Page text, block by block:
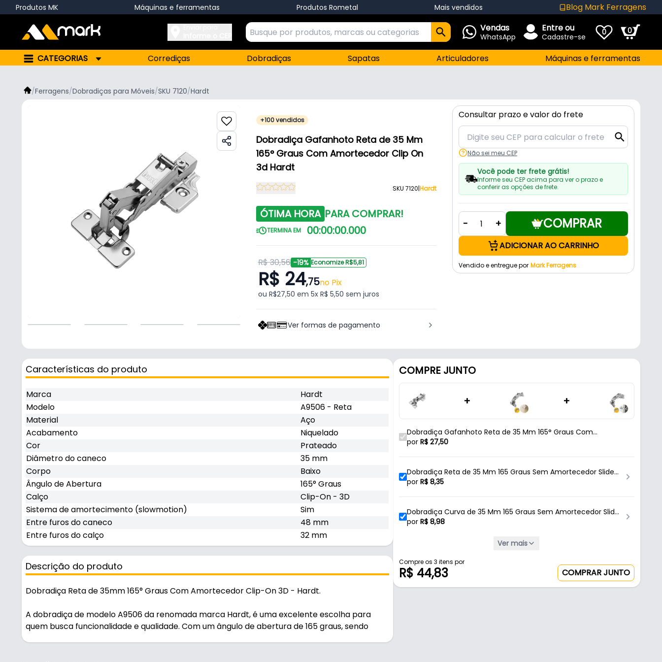
Produtos MK Máquinas e ferramentas Produtos Rometal Mais vendidos Blog Mark Ferragens
Vendas
WhatsApp
Entre ou
Cadastre-se 0 0
CATEGORIAS Corrediças Dobradiças Sapatas Articuladores Máquinas e ferramentas
/Ferragens/Dobradiças para Móveis/SKU 7120/Hardt
+100 vendidos
Dobradiça Gafanhoto Reta de 35 Mm
165° Graus Com Amortecedor Clip On
3d Hardt
SKU 7120|Hardt
ÓTIMA HORA PARA COMPRAR!
TERMINA EM 00:00:00.000
R$ 30,56 -19% Economize R$5,81
R$ 24,75no Pix
ou R$27,50 em 5x R$ 5,50 sem juros
Ver formas de pagamento
Consultar prazo e valor do frete
Não sei meu CEP
Você pode ter frete grátis!
Informe seu CEP acima para ver o prazo e
conferir as opções de frete.
- + COMPRAR
ADICIONAR AO CARRINHO
Vendido e entregue por Mark Ferragens
Características do produto
Marca
Hardt
Modelo
A9506 - Reta
Material
Aço
Acabamento
Niquelado
Cor
Prateado
Diâmetro do caneco
35 mm
Corpo
Baixo
Ângulo de Abertura
165° Graus
Calço
Clip-On - 3D
Sistema de amortecimento (slowmotion)
Sim
Entre furos do caneco
48 mm
Entre furos do calço
32 mm
Descrição do produto
Dobradiça Reta de 35mm 165° Graus Com Amortecedor Clip-On 3D - Hardt.
A dobradiça de modelo A9506 da renomada marca Hardt, é uma excelente escolha para
quem busca funcionalidade e qualidade. Com um ângulo de abertura de 165 graus, sendo
COMPRE JUNTO
+ +
Dobradiça Gafanhoto Reta de 35 Mm 165° Graus Com
Amortecedor Clip On 3d Hardt
por R$ 27,50
Dobradiça Reta de 35 Mm 165 Graus Sem Amortecedor Slide
On Hd
por R$ 8,35
Dobradiça Curva de 35 Mm 165 Graus Sem Amortecedor Slide
On Hd
por R$ 8,98
On Hd
por R$10,53
Ver mais
Compre os 3 itens por
R$ 44,83 COMPRAR JUNTO